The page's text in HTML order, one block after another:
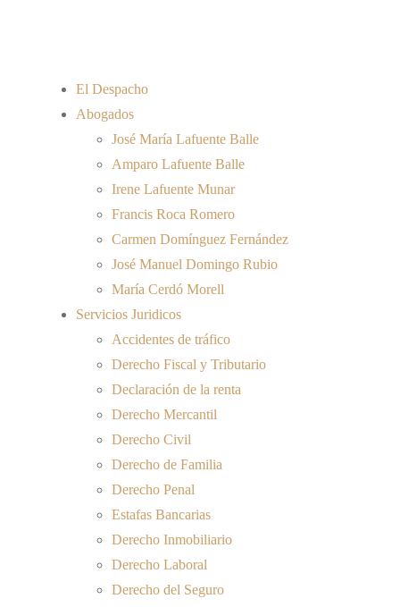
El Despacho
Abogados
José María Lafuente Balle
Amparo Lafuente Balle
Irene Lafuente Munar
Francis Roca Romero
Carmen Domínguez Fernández
José Manuel Domingo Rubio
María Cerdó Morell
Servicios Juridicos
Accidentes de tráfico
Derecho Fiscal y Tributario
Declaración de la renta
Derecho Mercantil
Derecho Civil
Derecho de Familia
Derecho Penal
Estafas Bancarias
Derecho Inmobiliario
Derecho Laboral
Derecho del Seguro